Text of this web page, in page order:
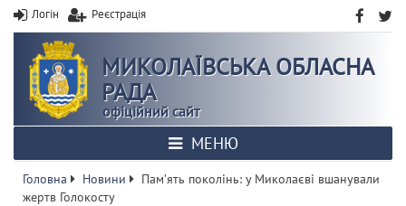
Логін Реєстрація
МИКОЛАЇВСЬКА ОБЛАСНА
РАДА
офіційний сайт
МЕНЮ
Головна Новини
Памʼять поколінь: у Миколаєві вшанували
жертв Голокосту